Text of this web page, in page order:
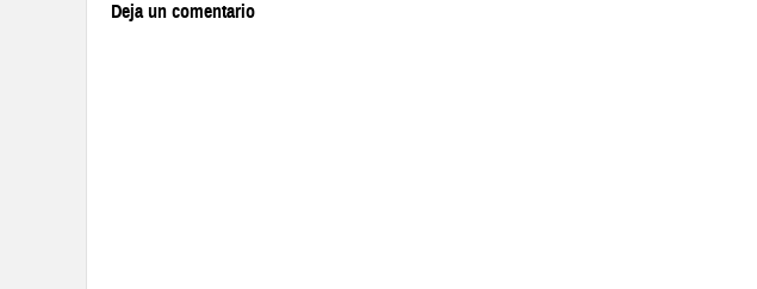
Deja un comentario